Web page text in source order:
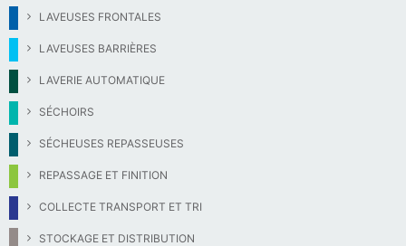
LAVEUSES FRONTALES
LAVEUSES BARRIÈRES
LAVERIE AUTOMATIQUE
SÉCHOIRS
SÉCHEUSES REPASSEUSES
REPASSAGE ET FINITION
COLLECTE TRANSPORT ET TRI
STOCKAGE ET DISTRIBUTION